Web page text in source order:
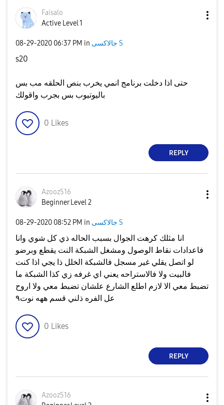
Faisalo
Active Level 1
‎08-29-2020 06:37 PM in جالاكسى S
s20
حتى اذا دخلت برنامج انمي يخرب بنص الحلقه مب بس
باليوتيوب بس بجرب واقولك
0 Likes
REPLY
Azooz516
Beginner Level 2
‎08-29-2020 08:52 PM in جالاكسى S
انا مثلك كرهت الجوال بسبب الحاله ذي كل شوي وانا
فاعدادات نقاط الوصول ومشغل الشبكة النت يقطع وبرضو
لو اتصل يقلي غير مسجل فالشبكة الخلل ذا يجي اذا كنت
فالبيت ولا فالاستراحه يعني اي غرفه زي كذا الشبكة ما
تضبط معي الا لازم اطلع الشارع علشان تضبط معي ولا اروح
عل الفره ذلني قسم ههه نوت٩
0 Likes
REPLY
Azooz516